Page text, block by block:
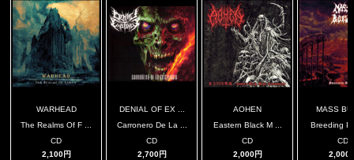
WARHEAD
The Realms Of F ...
CD
2,100円
DENIAL OF EX ...
Carronero De La ...
CD
2,700円
AOHEN
Eastern Black M ...
CD
2,000円
MASS
Breeding
CD
2,000